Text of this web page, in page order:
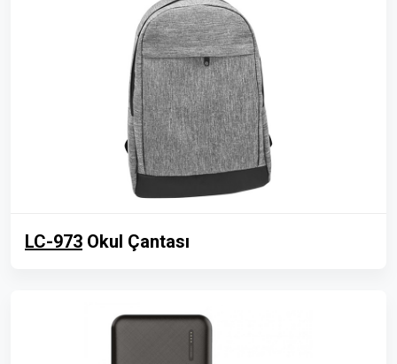
LC-973 Okul Çantası